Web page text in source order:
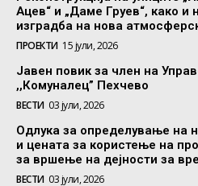
Ацев“ и „Даме Груев“, како и
изградба на нова
ПРОЕКТИ 15 јули, 2026
Јавен повик за член на
,,Комуналец” Пехчево
ВЕСТИ 03 јули, 2026
Одлука за определување на
и цената за користење на
за вршење на дејности за
ВЕСТИ 03 јули, 2026